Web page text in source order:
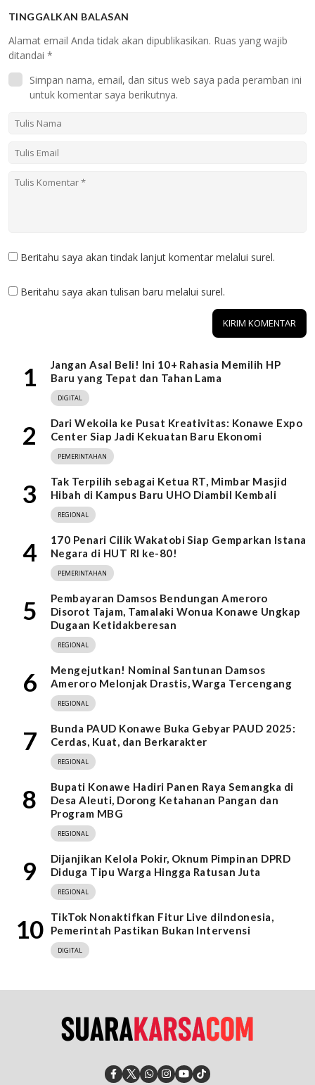
TINGGALKAN BALASAN
Alamat email Anda tidak akan dipublikasikan. Ruas yang wajib
ditandai *
Simpan nama, email, dan situs web saya pada peramban ini
untuk komentar saya berikutnya.
Beritahu saya akan tindak lanjut komentar melalui surel.
Beritahu saya akan tulisan baru melalui surel.
1
Jangan Asal Beli! Ini 10+ Rahasia Memilih HP
Baru yang Tepat dan Tahan Lama
DIGITAL
2
Dari Wekoila ke Pusat Kreativitas: Konawe Expo
Center Siap Jadi Kekuatan Baru Ekonomi
PEMERINTAHAN
3
Tak Terpilih sebagai Ketua RT, Mimbar Masjid
Hibah di Kampus Baru UHO Diambil Kembali
REGIONAL
4
170 Penari Cilik Wakatobi Siap Gemparkan Istana
Negara di HUT RI ke-80!
PEMERINTAHAN
5
Pembayaran Damsos Bendungan Ameroro
Disorot Tajam, Tamalaki Wonua Konawe Ungkap
Dugaan Ketidakberesan
REGIONAL
6
Mengejutkan! Nominal Santunan Damsos
Ameroro Melonjak Drastis, Warga Tercengang
REGIONAL
7
Bunda PAUD Konawe Buka Gebyar PAUD 2025:
Cerdas, Kuat, dan Berkarakter
REGIONAL
8
Bupati Konawe Hadiri Panen Raya Semangka di
Desa Aleuti, Dorong Ketahanan Pangan dan
Program MBG
REGIONAL
9
Dijanjikan Kelola Pokir, Oknum Pimpinan DPRD
Diduga Tipu Warga Hingga Ratusan Juta
REGIONAL
10
TikTok Nonaktifkan Fitur Live diIndonesia,
Pemerintah Pastikan Bukan Intervensi
DIGITAL